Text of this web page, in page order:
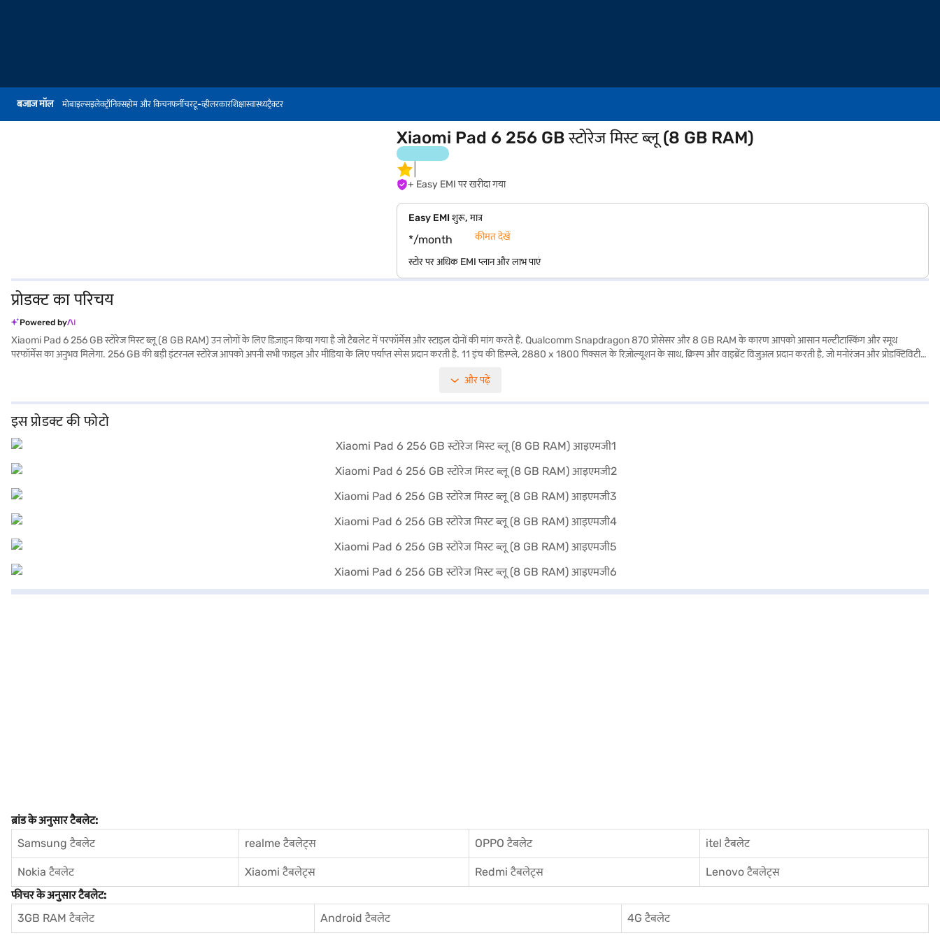
बजाज मॉल मोबाइल्सइलेक्ट्रॉनिक्सहोम और किचनफर्नीचरटू-व्हीलरकारशिक्षास्वास्थ्यट्रैक्टर
Xiaomi Pad 6 256 GB स्टोरेज मिस्ट ब्लू (8 GB RAM)
+ Easy EMI पर खरीदा गया
Easy EMI शुरू, मात्र
*/month कीमत देखें
स्टोर पर अधिक EMI प्लान और लाभ पाएं
प्रोडक्ट का परिचय
Powered by
Xiaomi Pad 6 256 GB स्टोरेज मिस्ट ब्लू (8 GB RAM) उन लोगों के लिए डिज़ाइन किया गया है जो टैबलेट में परफॉर्मेंस और स्टाइल दोनों की मांग करते हैं. Qualcomm Snapdragon 870 प्रोसेसर और 8 GB RAM के कारण आपको आसान मल्टीटास्किंग और स्मूथ
परफॉर्मेंस का अनुभव मिलेगा. 256 GB की बड़ी इंटरनल स्टोरेज आपको अपनी सभी फाइल और मीडिया के लिए पर्याप्त स्पेस प्रदान करती है. 11 इंच की डिस्प्ले, 2880 x 1800 पिक्सल के रिज़ोल्यूशन के साथ, क्रिस्प और वाइब्रेंट विजुअल प्रदान करती है, जो मनोरंजन और प्रोडक्टिविटी
जिसकी गहराई सिर्फ 6.5 mm है और इसका वजन केवल 0.49 किलोग्राम है, इसे बहुत पोर्टेबल बनाता है. पावरफुल 8840mAh बैटरी यह सुनिश्चित करती है कि आप लंबे समय तक प्रोडक्टिव और एंटरटेनमेंट बनाए रखें. Xiaomi पैड 6 एक प्रीमियम टैबलेट है जो पावर और
और पढ़ें
इस प्रोडक्ट की फोटो
ब्रांड के अनुसार टैबलेट:
Samsung टैबलेट
realme टैबलेट्स OPPO टैबलेट itel टैबलेट
Nokia टैबलेट Xiaomi टैबलेट्स Redmi टैबलेट्स
Lenovo टैबलेट्स
फीचर के अनुसार टैबलेट:
3GB RAM टैबलेट
Android टैबलेट 4G टैबलेट